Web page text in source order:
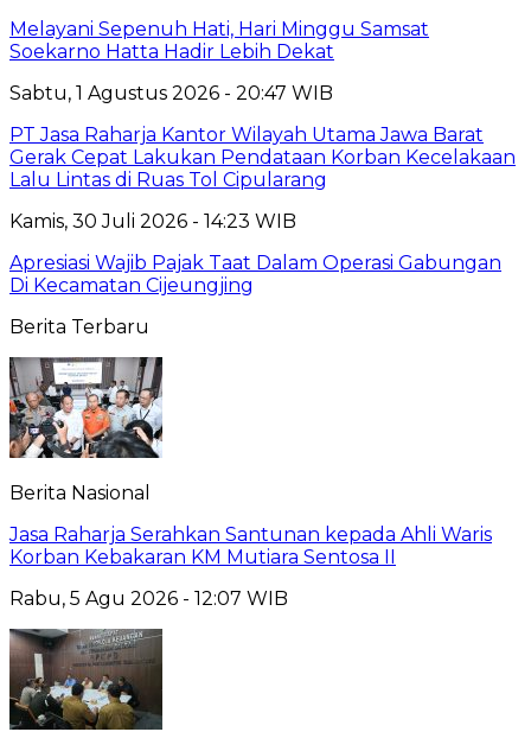
Melayani Sepenuh Hati, Hari Minggu Samsat
Soekarno Hatta Hadir Lebih Dekat
Sabtu, 1 Agustus 2026 - 20:47 WIB
PT Jasa Raharja Kantor Wilayah Utama Jawa Barat
Gerak Cepat Lakukan Pendataan Korban Kecelakaan
Lalu Lintas di Ruas Tol Cipularang
Kamis, 30 Juli 2026 - 14:23 WIB
Apresiasi Wajib Pajak Taat Dalam Operasi Gabungan
Di Kecamatan Cijeungjing
Berita Terbaru
Berita Nasional
Jasa Raharja Serahkan Santunan kepada Ahli Waris
Korban Kebakaran KM Mutiara Sentosa II
Rabu, 5 Agu 2026 - 12:07 WIB